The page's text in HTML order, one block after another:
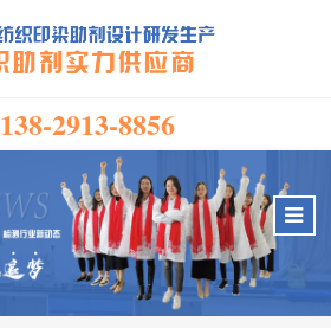
138-2913-8856